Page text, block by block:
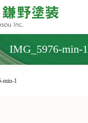
IMG_5976-min-1
min-1